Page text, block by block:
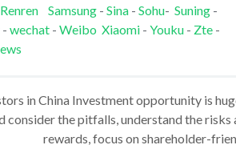
Renren Samsung- Sina- Sohu- Suning-
- wechat - Weibo Xiaomi- Youku - Zte-
in China Investment opportunity is
consider the pitfalls, understand the risks
rewards, focus on shareholder-